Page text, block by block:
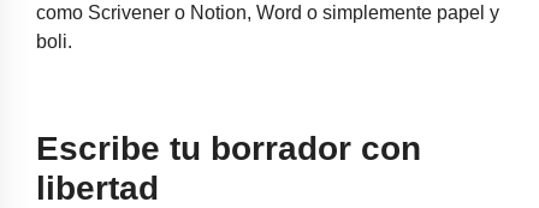
como Scrivener o Notion, Word o simplemente papel y
boli.
Escribe tu borrador con
libertad